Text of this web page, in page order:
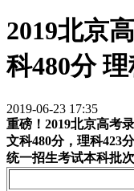
2019北京
科480分
2019-06-23 17:35
重磅！2019北京高考
文科480分，理科423分
统一招生考试本科批